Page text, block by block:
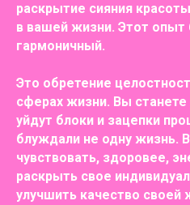
раскрытие сияния
в вашей жизни. Этот опыт
гармоничный.
Это обретение
сферах жизни. Вы
уйдут блоки и зацепки
блуждали не одну жизнь.
чувствовать, здоровее,
раскрыть свое
улучшить качество своей